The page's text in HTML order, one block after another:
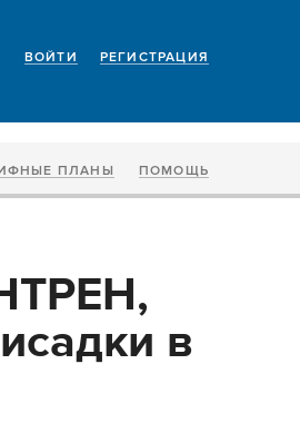
РЕГИСТРАЦИЯ
ВОЙТИ
ПЛАНЫ ПОМОЩЬ
в